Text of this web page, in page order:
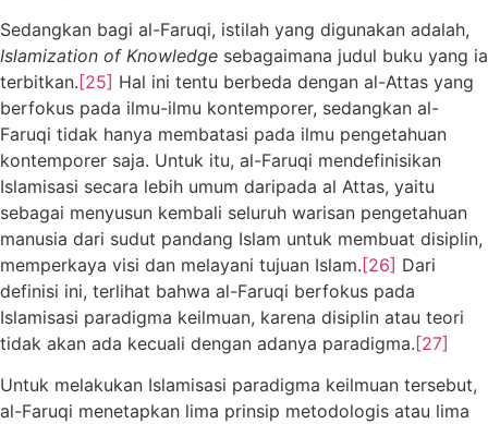
Sedangkan bagi al-Faruqi, istilah yang digunakan adalah,
Islamization of Knowledge sebagaimana judul buku yang ia
terbitkan.[25] Hal ini tentu berbeda dengan al-Attas yang
berfokus pada ilmu-ilmu kontemporer, sedangkan al-
Faruqi tidak hanya membatasi pada ilmu pengetahuan
kontemporer saja. Untuk itu, al-Faruqi mendefinisikan
Islamisasi secara lebih umum daripada al Attas, yaitu
sebagai menyusun kembali seluruh warisan pengetahuan
manusia dari sudut pandang Islam untuk membuat disiplin,
memperkaya visi dan melayani tujuan Islam.[26] Dari
definisi ini, terlihat bahwa al-Faruqi berfokus pada
Islamisasi paradigma keilmuan, karena disiplin atau teori
tidak akan ada kecuali dengan adanya paradigma.[27]
Untuk melakukan Islamisasi paradigma keilmuan tersebut,
al-Faruqi menetapkan lima prinsip metodologis atau lima